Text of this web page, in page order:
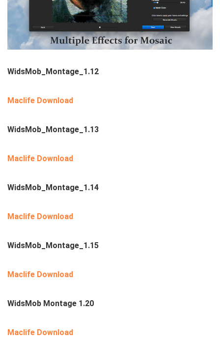
WidsMob_Montage_1.12
Maclife Download
WidsMob_Montage_1.13
Maclife Download
WidsMob_Montage_1.14
Maclife Download
WidsMob_Montage_1.15
Maclife Download
WidsMob Montage 1.20
Maclife Download